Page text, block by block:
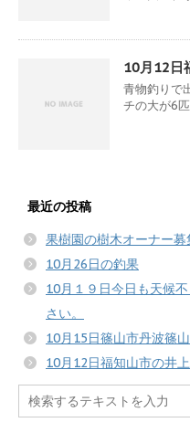
10月12日
青物釣りで
チの大が6匹
最近の投稿
果樹園の樹木オーナー募
10月26日の釣果
10月１９日今日も天候
さい。
10月15日篠山市丹波篠
10月12日福知山市の井